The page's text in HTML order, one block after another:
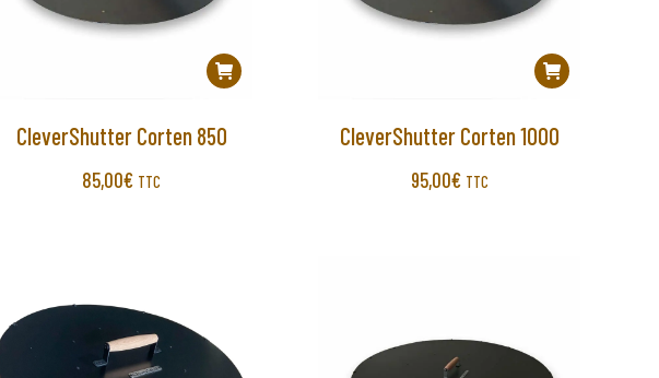
CleverShutter Corten 850
85,00€ TTC
CleverShutter Corten 1000
95,00€ TTC